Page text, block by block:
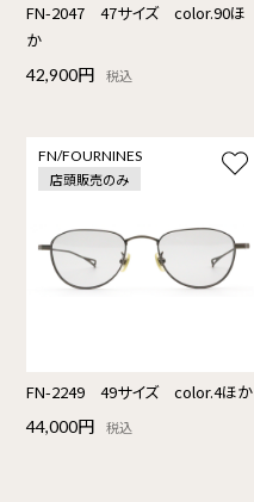
FN-2047 47サイズ color.90ほ
か
42,900円 税込
FN/FOURNINES
店頭販売のみ
FN-2249 49サイズ color.4ほか
44,000円 税込